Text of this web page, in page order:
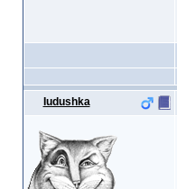
Iudushka